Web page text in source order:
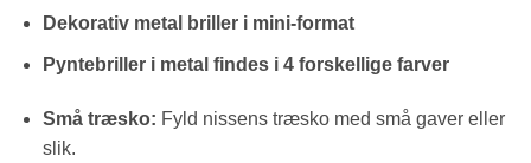
Dekorativ metal briller i mini-format
Pyntebriller i metal findes i 4 forskellige farver
Små træsko: Fyld nissens træsko med små gaver eller
slik.